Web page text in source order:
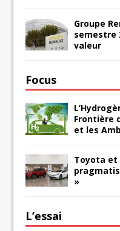
Groupe
semestre
valeur
Focus
Frontière
et les
Toyota et
»
L’essai